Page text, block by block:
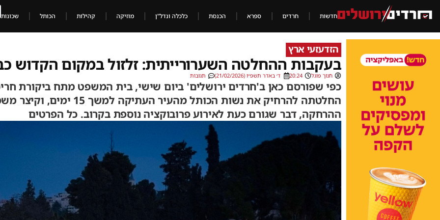
חדשות חרדים ספרא הכנסת כלכלה ונדל"ן מוזיקה קהילות הכותל שכונות
הזדעזעי ארץ
בעקבות ההחלטה השערורייתית: זלזול במקום הקדוש
חנוך פוגל 20:24 ד׳ באדר תשפ״ו (21/02/2026) תגובות
כפי שפורסם כאן ב'חרדים ירושלים' ביום שישי, בית המשפט מתח ביקורת
החלטתה להרחיק את נשות הכותל
ההרחקה, דבר שגורם כעת לאירוע פרובוקציה נוספת בקרוב. כל הפרטים